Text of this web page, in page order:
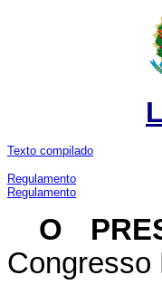
Texto compilado
Regulamento
Regulamento
O
Congresso